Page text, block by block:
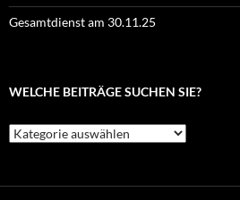
Gesamtdienst am 30.11.25
WELCHE BEITRÄGE SUCHEN SIE?
Welche
Beiträge